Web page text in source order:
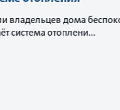
владельцев дома
система отоплени